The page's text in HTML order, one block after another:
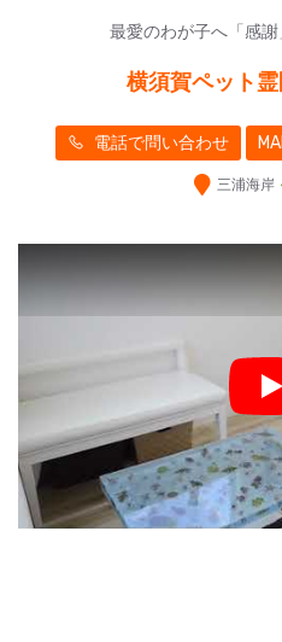
最愛のわが子へ「感
横須賀ペット
電話で問い合わせ
三浦海岸